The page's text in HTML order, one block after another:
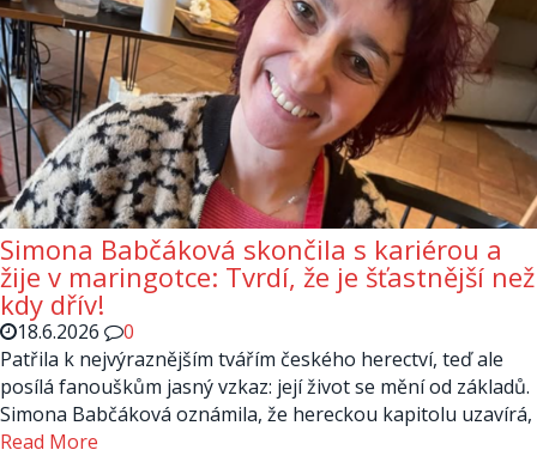
Simona Babčáková skončila s kariérou a
žije v maringotce: Tvrdí, že je šťastnější než
kdy dřív!
18.6.2026
0
Patřila k nejvýraznějším tvářím českého herectví, teď ale
posílá fanouškům jasný vzkaz: její život se mění od základů.
Simona Babčáková oznámila, že hereckou kapitolu uzavírá,
Read More